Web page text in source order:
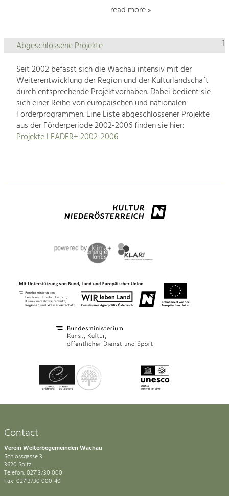
read more »
1
Abgeschlossene Projekte
Seit 2002 befasst sich die Wachau intensiv mit der
Weiterentwicklung der Region und der Kulturlandschaft
durch entsprechende Projektvorhaben. Dabei bedient sie
sich einer Reihe von europäischen und nationalen
Förderprogrammen. Eine Liste abgeschlossener Projekte
aus der Förderperiode 2002-2006 finden sie hier:
Projekte LEADER+ 2002-2006
Contact
Verein Welterbegemeinden Wachau
Schlossgasse 3
3620 Spitz
Telefon: 02713/30 000
Fax: 02713/30 000-40